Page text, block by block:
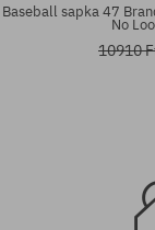
Baseball sapka 47
No
10910